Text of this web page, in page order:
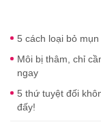
5 cách loại bỏ
Môi bị thâm, chỉ
ngay
5 thứ tuyệt đối
đấy!